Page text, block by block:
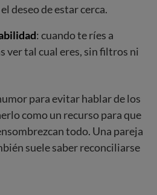
deseo de estar cerca.
: cuando te ríes a
ver tal cual eres, sin filtros ni
para evitar hablar de los
como un recurso para que
todo. Una pareja
suele saber reconciliarse